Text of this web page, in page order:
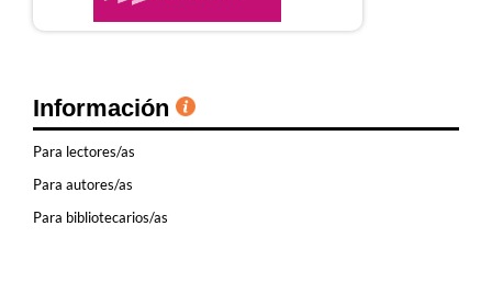
Información
Para lectores/as
Para autores/as
Para bibliotecarios/as